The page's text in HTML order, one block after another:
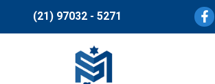
(21) 97032 - 5271